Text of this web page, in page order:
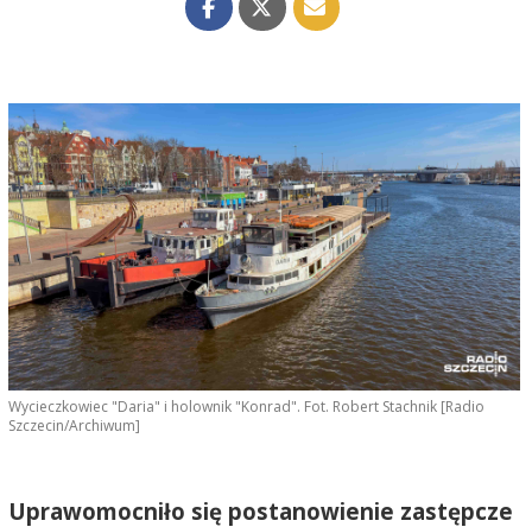
Wycieczkowiec "Daria" i holownik "Konrad". Fot. Robert Stachnik [Radio
Szczecin/Archiwum]
Uprawomocniło się postanowienie zastępcze